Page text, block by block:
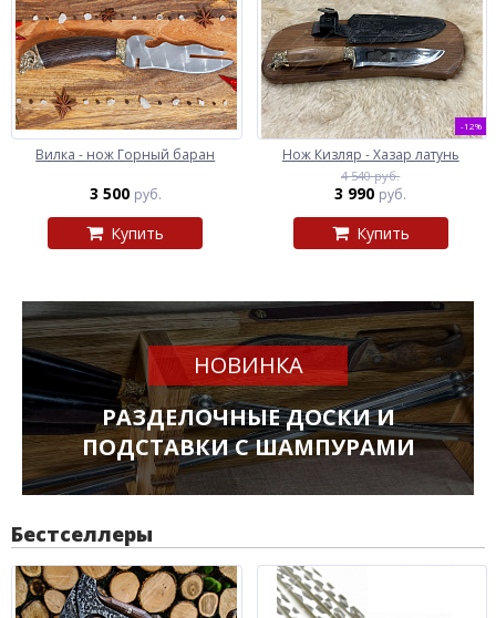
Вилка - нож Горный баран
3 500 руб.
Купить
-12%
Нож Кизляр - Хазар латунь
4 540 руб.
3 990 руб.
Купить
НОВИНКА
РАЗДЕЛОЧНЫЕ ДОСКИ И
ПОДСТАВКИ С ШАМПУРАМИ
Бестселлеры